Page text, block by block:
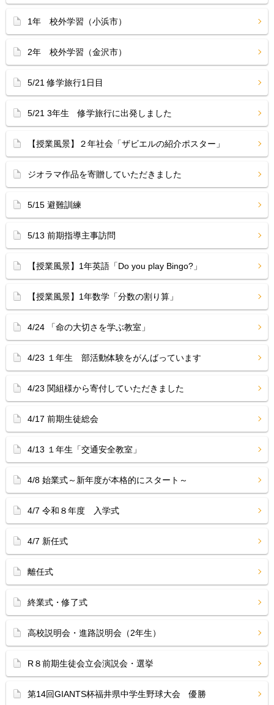
1年 校外学習（小浜市）
2年 校外学習（金沢市）
5/21 修学旅行1日目
5/21 3年生 修学旅行に出発しました
【授業風景】２年社会「ザビエルの紹介ポスター」
ジオラマ作品を寄贈していただきました
5/15 避難訓練
5/13 前期指導主事訪問
【授業風景】1年英語「Do you play Bingo?」
【授業風景】1年数学「分数の割り算」
4/24 「命の大切さを学ぶ教室」
4/23 １年生 部活動体験をがんばっています
4/23 関組様から寄付していただきました
4/17 前期生徒総会
4/13 １年生「交通安全教室」
4/8 始業式～新年度が本格的にスタート～
4/7 令和８年度 入学式
4/7 新任式
離任式
終業式・修了式
高校説明会・進路説明会（2年生）
R８前期生徒会立会演説会・選挙
第14回GIANTS杯福井県中学生野球大会 優勝